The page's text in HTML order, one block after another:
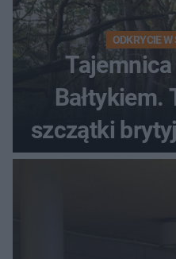
ODKRYCIE
Bałtykiem.
szczątki